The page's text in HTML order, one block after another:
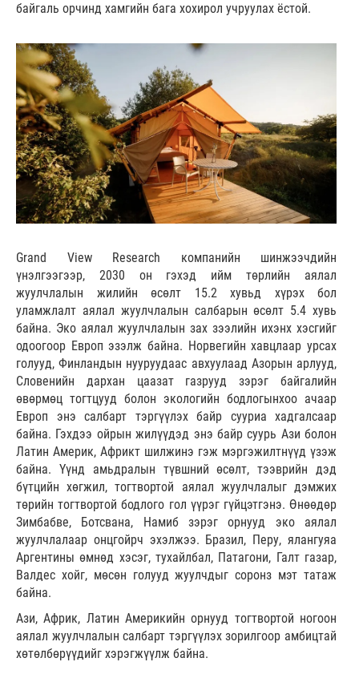
байгаль орчинд хамгийн бага хохирол учруулах ёстой.
Grand View Research компанийн шинжээчдийн
үнэлгээгээр, 2030 он гэхэд ийм төрлийн аялал
жуулчлалын жилийн өсөлт 15.2 хувьд хүрэх бол
уламжлалт аялал жуулчлалын салбарын өсөлт 5.4 хувь
байна. Эко аялал жуулчлалын зах зээлийн ихэнх хэсгийг
одоогоор Европ эзэлж байна. Норвегийн хавцлаар урсах
голууд, Финландын нууруудаас авхуулаад Азорын арлууд,
Словенийн дархан цаазат газрууд зэрэг байгалийн
өвөрмөц тогтцууд болон экологийн бодлогынхоо ачаар
Европ энэ салбарт тэргүүлэх байр сууриа хадгалсаар
байна. Гэхдээ ойрын жилүүдэд энэ байр суурь Ази болон
Латин Америк, Африкт шилжинэ гэж мэргэжилтнүүд үзэж
байна. Үүнд амьдралын түвшний өсөлт, тээврийн дэд
бүтцийн хөгжил, тогтвортой аялал жуулчлалыг дэмжих
төрийн тогтвортой бодлого гол үүрэг гүйцэтгэнэ. Өнөөдөр
Зимбабве, Ботсвана, Намиб зэрэг орнууд эко аялал
жуулчлалаар онцгойрч эхэлжээ. Бразил, Перу, ялангуяа
Аргентины өмнөд хэсэг, тухайлбал, Патагони, Галт газар,
Валдес хойг, мөсөн голууд жуулчдыг соронз мэт татаж
байна.
Ази, Африк, Латин Америкийн орнууд тогтвортой ногоон
аялал жуулчлалын салбарт тэргүүлэх зорилгоор амбицтай
хөтөлбөрүүдийг хэрэгжүүлж байна.